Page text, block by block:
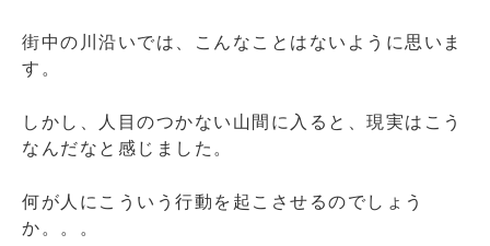
街中の川沿いでは、こんなことはないように思いま
す。
しかし、人目のつかない山間に入ると、現実はこう
なんだなと感じました。
何が人にこういう行動を起こさせるのでしょう
か。。。